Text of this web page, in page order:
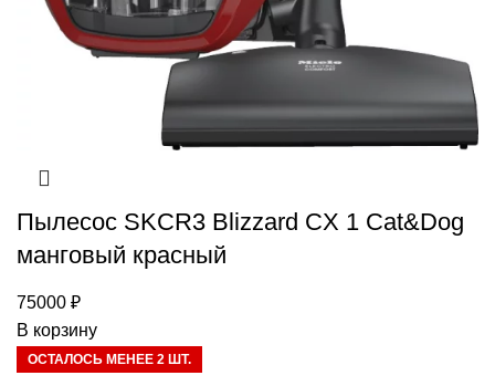
Пылесос SKCR3 Blizzard CX 1 Cat&Dog
манговый красный
75000 ₽
В корзину
ОСТАЛОСЬ МЕНЕЕ 2 ШТ.